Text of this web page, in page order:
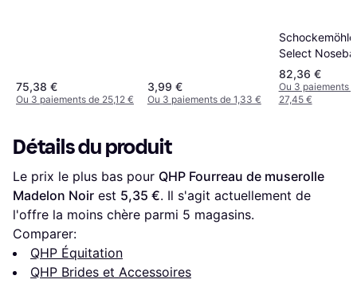
75,38 €
Ou 3 paiements de 25,12 €
3,99 €
Ou 3 paiements de 1,33 €
Select
Black/Silver
82,36 €
Ou 3 paiements
27,45 €
Détails du produit
Le prix le plus bas pour QHP Fourreau de muserolle
Madelon Noir est 5,35 €. Il s'agit actuellement de
l'offre la moins chère parmi 5 magasins.
Comparer:
QHP Équitation
QHP Brides et Accessoires